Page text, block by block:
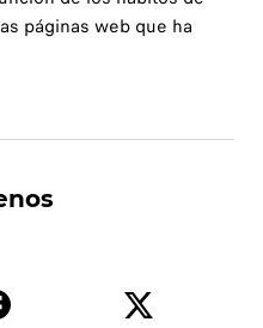
páginas web que ha